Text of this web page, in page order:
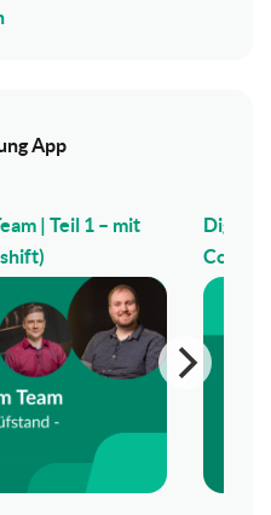
App
| Teil 1 – mit